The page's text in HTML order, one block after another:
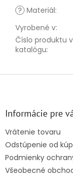
? Materiál:
Vyrobené v:
Číslo produktu v
katalógu:
Z
Informácie pre
Vrátenie tovaru
Odstúpenie od
Podmienky
Všeobecné